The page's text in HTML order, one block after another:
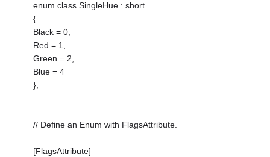
enum class SingleHue : short
{
Black = 0,
Red = 1,
Green = 2,
Blue = 4
};
// Define an Enum with FlagsAttribute.
[FlagsAttribute]